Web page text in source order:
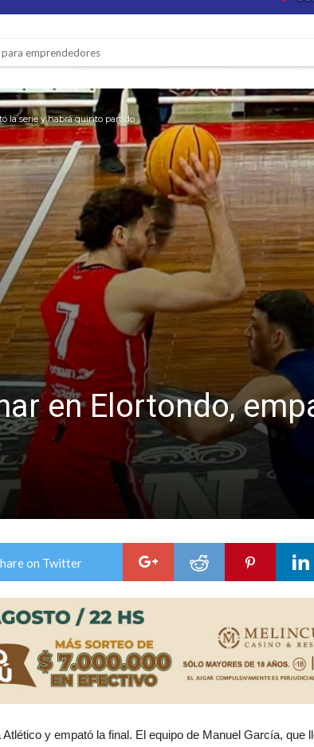
emprendedores
japonesa en la Biblioteca Popular Nosotros
David fue citada a la Selección Argentina
Casino Melincué
para el sur santafesino
la serie y habrá quinto partido
en Elortondo,
on Twitter
y empató la final. El equipo de Manuel García, que